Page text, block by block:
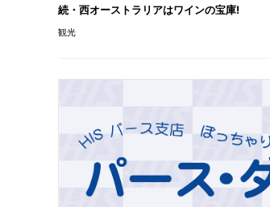
続・西オーストラリアはワインの宝庫!
観光